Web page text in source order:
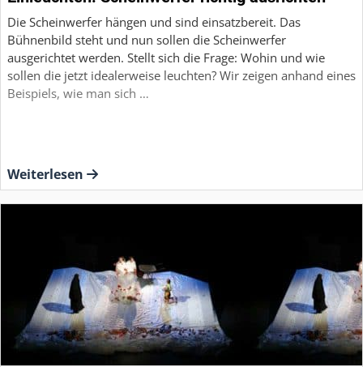
Die Scheinwerfer hängen und sind einsatzbereit. Das
Bühnenbild steht und nun sollen die Scheinwerfer
ausgerichtet werden. Stellt sich die Frage: Wohin und wie
sollen die jetzt idealerweise leuchten? Wir zeigen anhand eines
Beispiels, wie man sich …
Weiterlesen